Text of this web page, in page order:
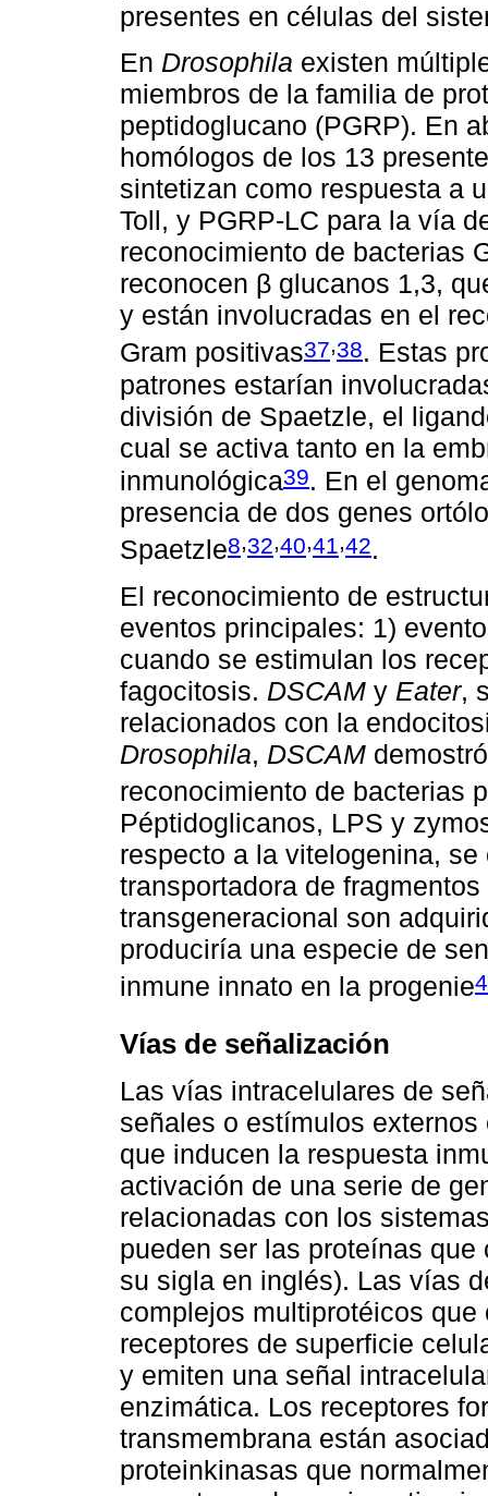
presentes en células del
En Drosophila existen
miembros de la familia de
peptidoglucano (PGRP). En
homólogos de los 13
sintetizan como respuesta a
Toll, y PGRP-LC para la vía
reconocimiento de bacterias
reconocen β glucanos 1,3,
y están involucradas en el
Gram positivas37,38. Estas
patrones estarían
división de Spaetzle, el
cual se activa tanto en la
inmunológica39. En el
presencia de dos genes
Spaetzle8,32,40,41,42.
El reconocimiento de
eventos principales: 1)
cuando se estimulan los
fagocitosis. DSCAM y Eater,
relacionados con la
Drosophila, DSCAM
reconocimiento de bacterias
Péptidoglicanos, LPS y
respecto a la vitelogenina,
transportadora de
transgeneracional son
produciría una especie de
inmune innato en la progenie
Vías de señalización
Las vías intracelulares de
señales o estímulos
que inducen la respuesta
activación de una serie de
relacionadas con los
pueden ser las proteínas
su sigla en inglés). Las vías
complejos multiprotéicos
receptores de superficie
y emiten una señal
enzimática. Los receptores
transmembrana están
proteinkinasas que